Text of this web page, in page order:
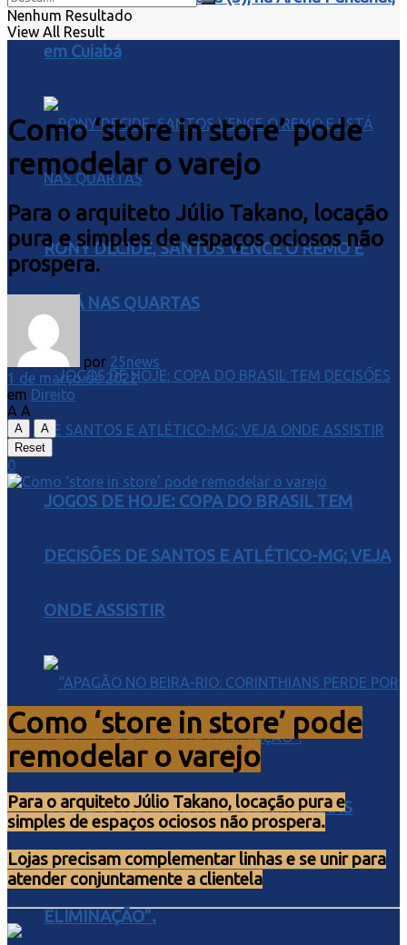
em Cuiabá
RONY DECIDE, SANTOS VENCE O REMO E
ESTÁ NAS QUARTAS
JOGOS DE HOJE: COPA DO BRASIL TEM
DECISÕES DE SANTOS E ATLÉTICO-MG; VEJA
ONDE ASSISTIR
“APAGÃO NO BEIRA-RIO: CORINTHIANS
PERDE POR 2 A 0 E FICA À BEIRA DA
ELIMINAÇÃO”.
Nenhum Resultado
View All Result
Como ‘store in store’ pode
remodelar o varejo
Para o arquiteto Júlio Takano, locação
pura e simples de espaços ociosos não
prospera.
por 25news
1 de março de 2022
em Direito
A A
A
A
Reset
0
Como ‘store in store’ pode
remodelar o varejo
Para o arquiteto Júlio Takano, locação pura e
simples de espaços ociosos não prospera.
Lojas precisam complementar linhas e se unir para
atender conjuntamente a clientela